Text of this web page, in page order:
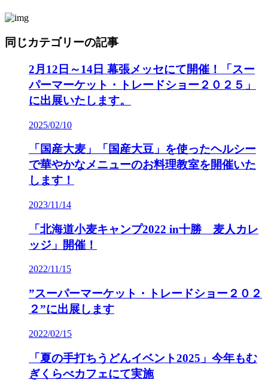
同じカテゴリーの記事
2月12日～14日 幕張メッセにて開催！「スー
パーマーケット・トレードショー２０２５」
に出展いたします。
2025/02/10
「国産大麦」「国産大豆」を使ったヘルシー
で華やかなメニューのお料理教室を開催いた
します！
2023/11/14
「北海道小麦キャンプ2022 in十勝 麦人カレ
ッジ」開催！
2022/11/15
”スーパーマーケット・トレードショー２０２
２”に出展します
2022/02/15
「夏の手打ちうどんイベント2025」今年もむ
ぎくらべカフェにて実施